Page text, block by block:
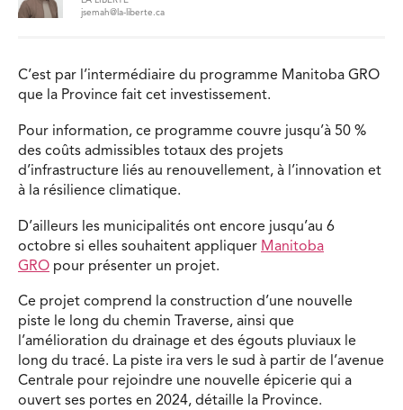
jsemah@la-liberte.ca
C’est par l’intermédiaire du programme Manitoba GRO
que la Province fait cet investissement.
Pour information, ce programme couvre jusqu’à 50 %
des coûts admissibles totaux des projets
d’infrastructure liés au renouvellement, à l’innovation et
à la résilience climatique.
D’ailleurs les municipalités ont encore jusqu’au 6
octobre si elles souhaitent appliquer Manitoba
GRO pour présenter un projet.
Ce projet comprend la construction d’une nouvelle
piste le long du chemin Traverse, ainsi que
l’amélioration du drainage et des égouts pluviaux le
long du tracé. La piste ira vers le sud à partir de l’avenue
Centrale pour rejoindre une nouvelle épicerie qui a
ouvert ses portes en 2024, détaille la Province.